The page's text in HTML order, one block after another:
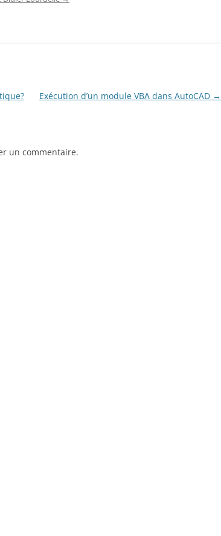
Exécution d’un module VBA dans AutoCAD →
un commentaire.